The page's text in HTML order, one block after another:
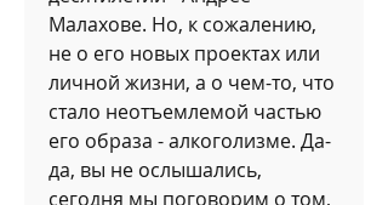
Малахове. Но, к сожалению,
не о его новых проектах или
личной жизни, а о чем-то, что
стало неотъемлемой частью
его образа - алкоголизме. Да-
да, вы не ослышались,
сегодня мы поговорим о том,